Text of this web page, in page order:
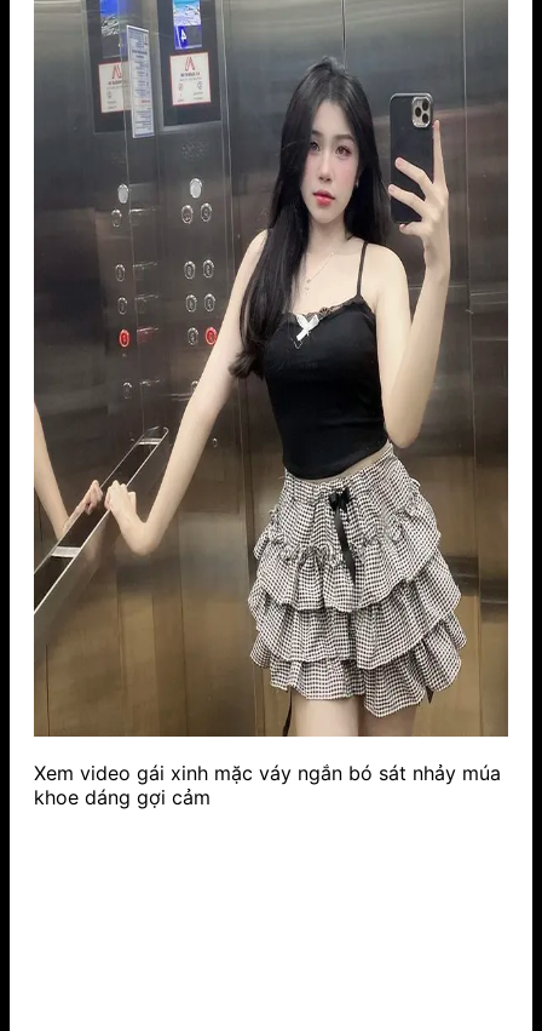
Xem video gái xinh mặc váy ngắn bó sát nhảy múa
khoe dáng gợi cảm